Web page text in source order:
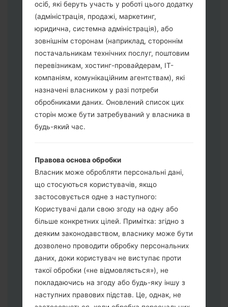
прошивки.
Вам потрібно 1 (Вибрати 1 файл
прошивки тут) або 5 (Вибрати 5 файл
прошивки тут) файлів для прошивки:
AP: "System & Recovery"
CP: "Modem & Radio"
CSC_***: "Country & Region & Operator"
HOME_CSC_***: "Country & Region &
Operator"
Додайте усі файли у програму Odin 3.
Якщо ви хочете прошити телефон та
скинути до заводських налаштувань
осіб, які беруть участь у роботі цього додатку
(адміністрація, продажі, маркетинг,
юридична, системна адміністрація), або
зовнішнім сторонам (наприклад, стороннім
постачальникам технічних послуг, поштовим
перевізникам, хостинг-провайдерам, ІТ-
компаніям, комунікаційним агентствам), які
назначені власником у разі потреби
обробниками даних. Оновлений список цих
сторін може бути затребуваний у власника в
будь-який час.
Правова основа обробки
Власник може обробляти персональні дані,
що стосуються користувачів, якщо
застосовується одне з наступного:
Користувачі дали свою згоду на одну або
більше конкретних цілей. Примітка: згідно з
деяким законодавством, власнику може бути
дозволено проводити обробку персональних
даних, доки користувач не виступає проти
такої обробки («не відмовляється»), не
покладаючись на згоду або будь-яку іншу з
наступних правових підстав. Це, однак, не